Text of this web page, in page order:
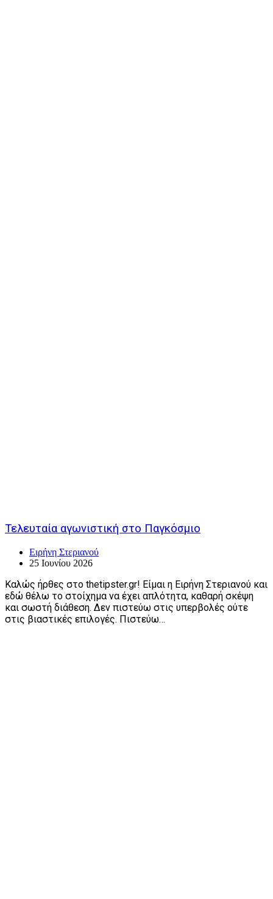
Τελευταία αγωνιστική στο Παγκόσμιο
Ειρήνη Στεριανού
25 Ιουνίου 2026
Καλώς ήρθες στο thetipster.gr! Είμαι η Ειρήνη Στεριανού και
εδώ θέλω το στοίχημα να έχει απλότητα, καθαρή σκέψη
και σωστή διάθεση. Δεν πιστεύω στις υπερβολές ούτε
στις βιαστικές επιλογές. Πιστεύω…